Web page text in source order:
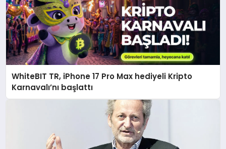
WhiteBIT TR, iPhone 17 Pro Max hediyeli Kripto
Karnavalı’nı başlattı